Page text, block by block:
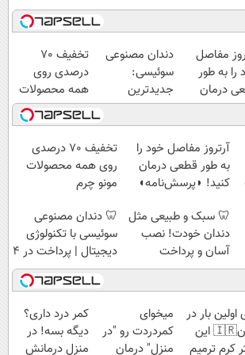
مفاصل
را به طور
درمان
دندان مصنوعی
سوئیسی:
جدیدترین
فناوری اروپا،
سبک و مقاوم |
پرداخت قسطی
تخفیف 70
درصدی روی
همه محصولات
مونو چرم
آرتروز مفاصل خود را
به طور قطعی درمان
کنید! ◗پرسش‌نامه◖
تخفیف 70 درصدی
روی همه محصولات
مونو چرم
🦷 سبک و طبیعی مثل
دندان خودت! نصب
آسان و پرداخت
اقساطی 💳 📍 تهران
🦷 دندان مصنوعی
سوئیسی با تکنولوژی
دیجیتال | پرداخت در 4
قسط |📍 تهران
اولین بار در
ایران🇮🇷 این
کرم ترمیم
میخوای
کمردردت رو "در
منزل" درمان
کمر درد داری؟
دیگه بسه! در
منزل درمانش